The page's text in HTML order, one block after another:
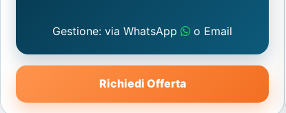
Gestione: via WhatsApp o Email
Richiedi Offerta